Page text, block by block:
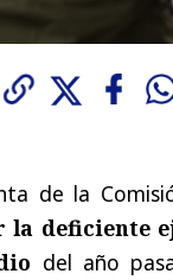
de la
deficiente
del año